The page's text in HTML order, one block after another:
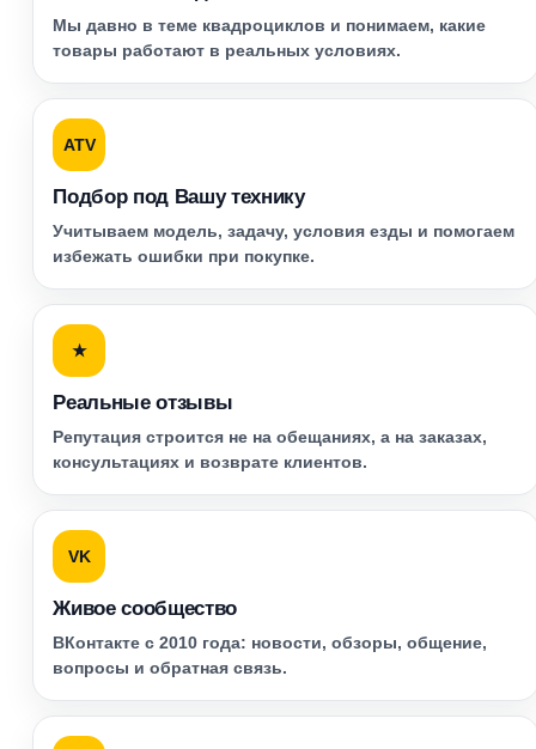
Мы давно в теме квадроциклов и понимаем, какие
товары работают в реальных условиях.
ATV
Подбор под Вашу технику
Учитываем модель, задачу, условия езды и помогаем
избежать ошибки при покупке.
★
Реальные отзывы
Репутация строится не на обещаниях, а на заказах,
консультациях и возврате клиентов.
VK
Живое сообщество
ВКонтакте с 2010 года: новости, обзоры, общение,
вопросы и обратная связь.